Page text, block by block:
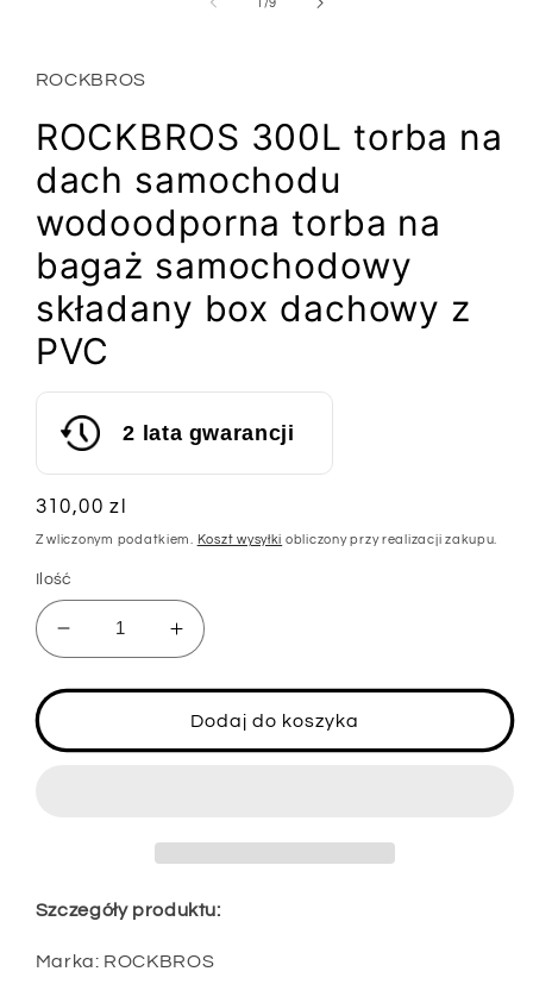
1 /9
ROCKBROS
ROCKBROS 300L torba na
dach samochodu
wodoodporna torba na
bagaż samochodowy
składany box dachowy z
PVC
2 lata gwarancji
Cena
regularna
310,00 zl
Z wliczonym podatkiem. Koszt wysyłki obliczony przy realizacji zakupu.
Ilość
Zmniejsz
ilość
dla
ROCKBROS
300L
samochodu
torba
bagaż
Zwiększ
ilość
dla
ROCKBROS
300L
samochodu
torba
bagaż
Dodaj do koszyka
Szczegóły produktu:
Marka: ROCKBROS